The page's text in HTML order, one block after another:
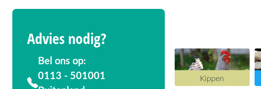
Advies nodig?
Bel ons op:
0113 - 501001
Kippen